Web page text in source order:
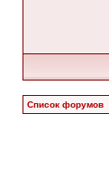
Список форумов